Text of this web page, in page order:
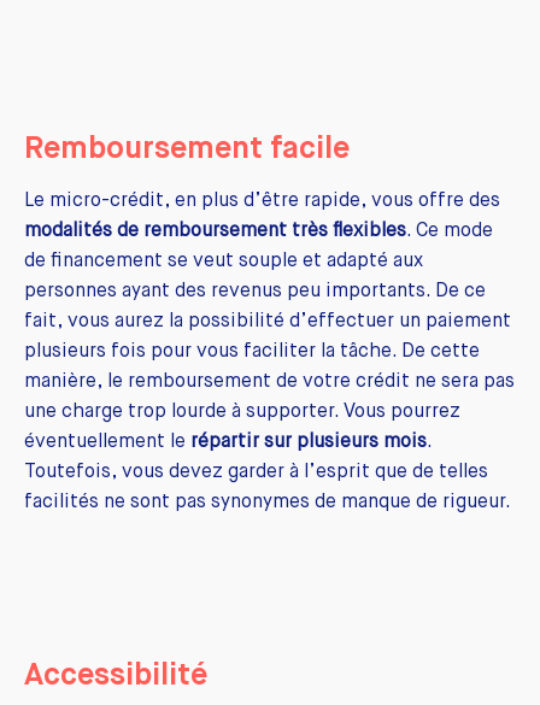
Remboursement facile
Le micro-crédit, en plus d’être rapide, vous offre des
modalités de remboursement très flexibles. Ce mode
de financement se veut souple et adapté aux
personnes ayant des revenus peu importants. De ce
fait, vous aurez la possibilité d’effectuer un paiement
plusieurs fois pour vous faciliter la tâche. De cette
manière, le remboursement de votre crédit ne sera pas
une charge trop lourde à supporter. Vous pourrez
éventuellement le répartir sur plusieurs mois.
Toutefois, vous devez garder à l’esprit que de telles
facilités ne sont pas synonymes de manque de rigueur.
Accessibilité